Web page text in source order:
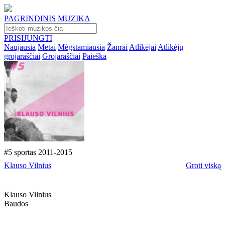
PAGRINDINIS MUZIKA
PRISIJUNGTI
Naujausia Metai Mėgstamiausia Žanrai Atlikėjai Atlikėjų
grojaraščiai Grojaraščiai Paieška
#5 sportas 2011-2015
Klauso Vilnius
Groti viską
Klauso Vilnius
Baudos